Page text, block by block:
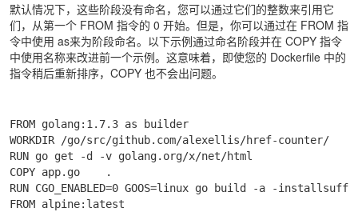
默认情况下，这些阶段没有命名，您可以通过它们的整数来引用它
们，从第一个 FROM 指令的 0 开始。但是，你可以通过在 FROM 指
令中使用 as来为阶段命名。以下示例通过命名阶段并在 COPY 指令
中使用名称来改进前一个示例。这意味着，即使您的 Dockerfile 中的
指令稍后重新排序，COPY 也不会出问题。
FROM golang:1.7.3 as builder
WORKDIR /go/src/github.com/alexellis/href-counter/
RUN go get -d -v golang.org/x/net/html
COPY app.go    .
RUN CGO_ENABLED=0 GOOS=linux go build -a -
FROM alpine:latest